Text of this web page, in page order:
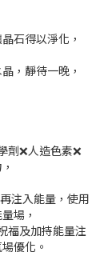
石得以淨化，
，靜待一晚，
❌人造色素❌
注入能量，使用
場，
福及加持能量注
優化。